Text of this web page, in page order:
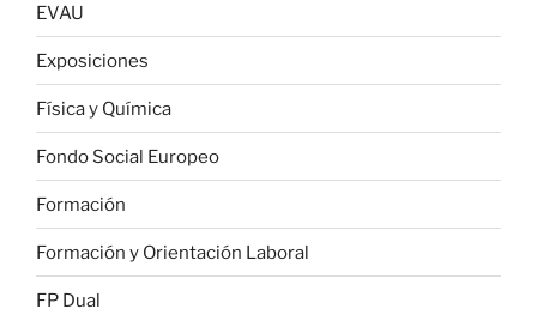
EVAU
Exposiciones
Física y Química
Fondo Social Europeo
Formación
Formación y Orientación Laboral
FP Dual